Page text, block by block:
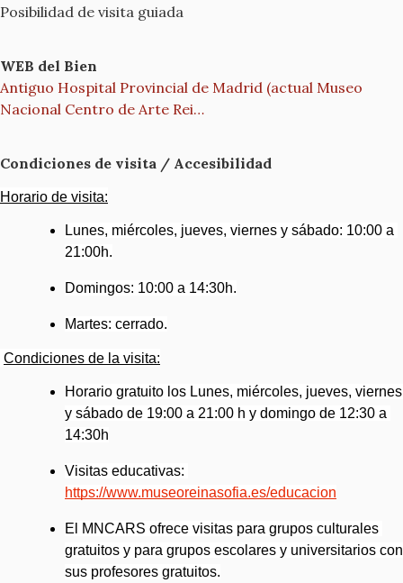
Posibilidad de visita guiada
WEB del Bien
Antiguo Hospital Provincial de Madrid (actual Museo
Nacional Centro de Arte Rei…
Condiciones de visita / Accesibilidad
Horario de visita:
Lunes, miércoles, jueves, viernes y sábado: 10:00 a
21:00h.
Domingos: 10:00 a 14:30h.
Martes: cerrado.
Condiciones de la visita:
Horario gratuito los Lunes, miércoles, jueves, viernes
y sábado de 19:00 a 21:00 h y domingo de 12:30 a
14:30h
Visitas educativas:
https://www.museoreinasofia.es/educacion
El MNCARS ofrece visitas para grupos culturales
gratuitos y para grupos escolares y universitarios con
sus profesores gratuitos.